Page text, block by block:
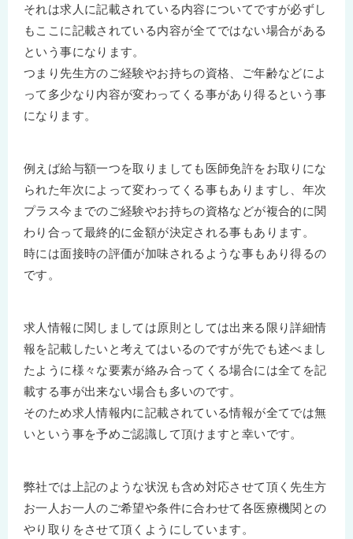
それは求人に記載されている内容についてですが必ずし
もここに記載されている内容が全てではない場合がある
という事になります。
つまり先生方のご経験やお持ちの資格、ご年齢などによ
って多少なり内容が変わってくる事があり得るという事
になります。
例えば給与額一つを取りましても医師免許をお取りにな
られた年次によって変わってくる事もありますし、年次
プラス今までのご経験やお持ちの資格などが複合的に関
わり合って最終的に金額が決定される事もあります。
時には面接時の評価が加味されるような事もあり得るの
です。
求人情報に関しましては原則としては出来る限り詳細情
報を記載したいと考えてはいるのですが先でも述べまし
たように様々な要素が絡み合ってくる場合には全てを記
載する事が出来ない場合も多いのです。
そのため求人情報内に記載されている情報が全てでは無
いという事を予めご認識して頂けますと幸いです。
弊社では上記のような状況も含め対応させて頂く先生方
お一人お一人のご希望や条件に合わせて各医療機関との
やり取りをさせて頂くようにしています。